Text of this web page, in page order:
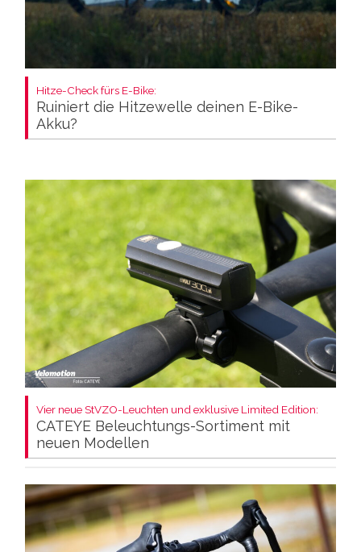
Hitze-Check fürs E-Bike:
Ruiniert die Hitzewelle deinen E-Bike-
Akku?
Vier neue StVZO-Leuchten und exklusive Limited Edition:
CATEYE Beleuchtungs-Sortiment mit
neuen Modellen